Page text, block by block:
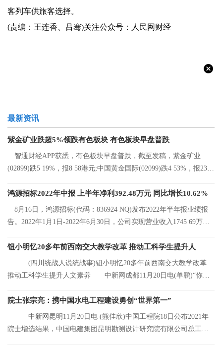
客列车供旅客选择。
(责编：王连香、吕骞)关注公众号：人民网财经
最新资讯
紫金矿业跌超5%领跌有色板块 有色板块早盘普跌
智通财经APP获悉，有色板块早盘普跌，截至发稿，紫金矿业
(02899)跌5 19%，报8 58港元;中国黄金国际(02099)跌4 53%，报23 2
鸿源招标2022年中报 上半年净利392.48万元 同比增长10.62%
8月16日，鸿源招标(代码：836924 NQ)发布2022年半年报业绩报
告。2022年1月1日-2022年6月30日，公司实现营业收入1745 69万
钮小明忆20多年前西南交大教学改革 推动工科学生提升人
(四川统战人说统战事)钮小明忆20多年前西南交大教学改革
推动工科学生提升人文素养 中新网成都11月20日电(单鹏)“你们
院士张宗亮：携中国水电工程建设勇创“世界第一”
中新网昆明11月20日电 (熊佳欣)中国工程院18日公布2021年
院士增选结果，中国电建集团昆明勘测设计研究院有限公司总工程